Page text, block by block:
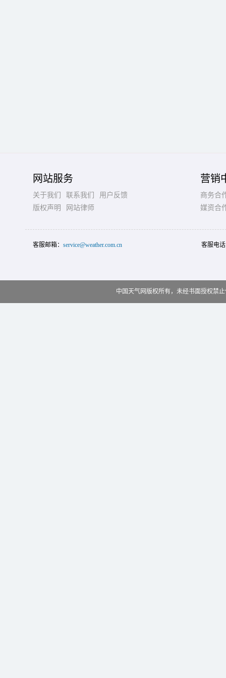
网站服务
关于我们 联系我们
用户反馈
版权声明
网站律师
营销
商务合
媒资合
客服邮箱： service@weather.com.cn 客服电
中国天气网版权所有，未经书面授权